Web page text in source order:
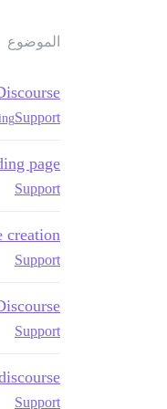
الموضوع
Support
page?
Support
creation
Support
Support
Support